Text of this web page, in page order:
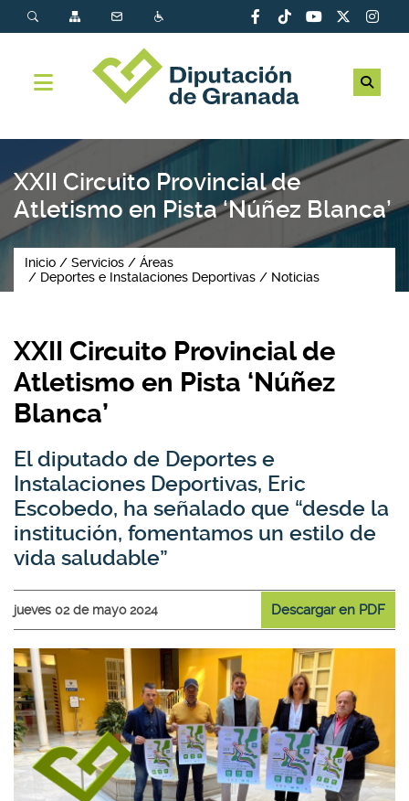
XXII Circuito Provincial de
Atletismo en Pista ‘Núñez Blanca’
Inicio Servicios
Áreas
Deportes e Instalaciones Deportivas
Noticias
XXII Circuito Provincial de
Atletismo en Pista ‘Núñez
Blanca’
El diputado de Deportes e
Instalaciones Deportivas, Eric
Escobedo, ha señalado que “desde la
institución, fomentamos un estilo de
vida saludable”
jueves 02 de mayo 2024 Descargar en PDF